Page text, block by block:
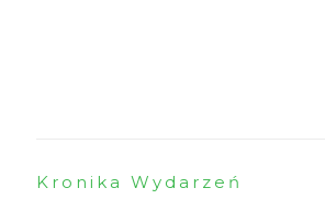
Kronika Wydarzeń